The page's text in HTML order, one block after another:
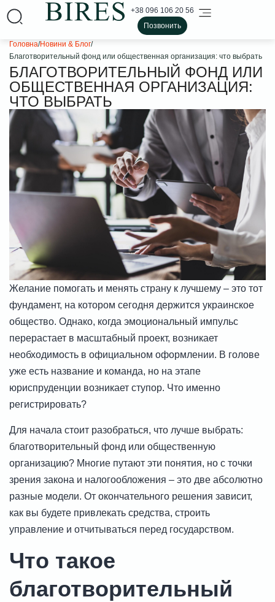
+38 096 106 20 56
Позвонить
Головна/Новини & Блог/
Благотворительный фонд или общественная организация: что выбрать
БЛАГОТВОРИТЕЛЬНЫЙ ФОНД ИЛИ
ОБЩЕСТВЕННАЯ ОРГАНИЗАЦИЯ:
ЧТО ВЫБРАТЬ
Желание помогать и менять страну к лучшему – это тот
фундамент, на котором сегодня держится украинское
общество. Однако, когда эмоциональный импульс
перерастает в масштабный проект, возникает
необходимость в официальном оформлении. В голове
уже есть название и команда, но на этапе
юриспруденции возникает ступор. Что именно
регистрировать?
Для начала стоит разобраться, что лучше выбрать:
благотворительный фонд или общественную
организацию? Многие путают эти понятия, но с точки
зрения закона и налогообложения – это две абсолютно
разные модели. От окончательного решения зависит,
как вы будете привлекать средства, строить
управление и отчитываться перед государством.
Что такое
благотворительный